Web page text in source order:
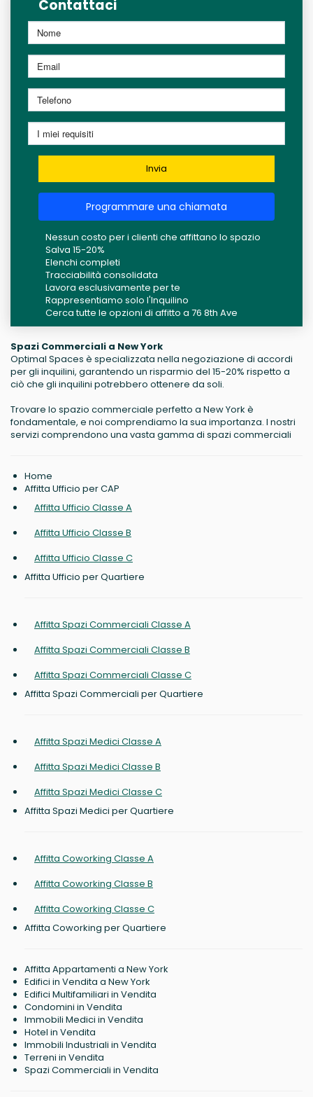
Contattaci
Invia
Programmare una chiamata
Nessun costo per i clienti che affittano lo spazio
Salva 15-20%
Elenchi completi
Tracciabilità consolidata
Lavora esclusivamente per te
Rappresentiamo solo l'Inquilino
Cerca tutte le opzioni di affitto a 76 8th Ave
Spazi Commerciali a New York
Optimal Spaces è specializzata nella negoziazione di accordi
per gli inquilini, garantendo un risparmio del 15-20% rispetto a
ciò che gli inquilini potrebbero ottenere da soli.
Trovare lo spazio commerciale perfetto a New York è
fondamentale, e noi comprendiamo la sua importanza. I nostri
servizi comprendono una vasta gamma di spazi commerciali
Home
Affitta Ufficio per CAP
Affitta Ufficio Classe A
Affitta Ufficio Classe B
Affitta Ufficio Classe C
Affitta Ufficio per Quartiere
Affitta Spazi Commerciali Classe A
Affitta Spazi Commerciali Classe B
Affitta Spazi Commerciali Classe C
Affitta Spazi Commerciali per Quartiere
Affitta Spazi Medici Classe A
Affitta Spazi Medici Classe B
Affitta Spazi Medici Classe C
Affitta Spazi Medici per Quartiere
Affitta Coworking Classe A
Affitta Coworking Classe B
Affitta Coworking Classe C
Affitta Coworking per Quartiere
Affitta Appartamenti a New York
Edifici in Vendita a New York
Edifici Multifamiliari in Vendita
Condomini in Vendita
Immobili Medici in Vendita
Hotel in Vendita
Immobili Industriali in Vendita
Terreni in Vendita
Spazi Commerciali in Vendita